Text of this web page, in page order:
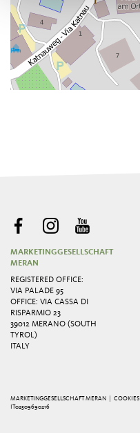
MARKETINGGESELLSCHAFT
MERAN
REGISTERED OFFICE:
VIA PALADE 95
OFFICE: VIA CASSA DI
RISPARMIO 23
39012 MERANO (SOUTH
TYROL)
ITALY
MARKETINGGESELLSCHAFT MERAN | COOKIES
IT02509690216